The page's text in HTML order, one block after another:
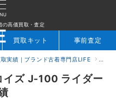
の高価買取・査定
買取キット 事前査定
実績｜ブランド古着専門店LIFE
イズ J-100 ライダー